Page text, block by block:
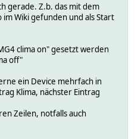
gerade. Z.b. das mit dem
im Wiki gefunden und als Start
clima on" gesetzt werden
off"
ein Device mehrfach in
Klima, nächster Eintrag
Zeilen, notfalls auch